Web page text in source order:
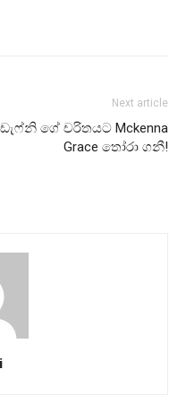
Next article
ඩැෆ්නි ගේ චරිතයට Mckenna
Grace තෝරා ගනී!